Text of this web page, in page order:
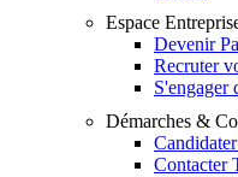
Espace
Devenir
Recruter
S'engager
Démarches &
Contacter